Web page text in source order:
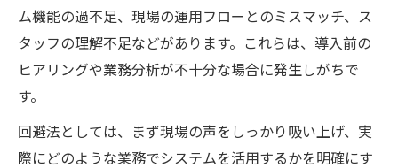
ム機能の過不足、現場の運用フローとのミスマッチ、ス
タッフの理解不足などがあります。これらは、導入前の
ヒアリングや業務分析が不十分な場合に発生しがちで
す。
回避法としては、まず現場の声をしっかり吸い上げ、実
際にどのような業務でシステムを活用するかを明確にす